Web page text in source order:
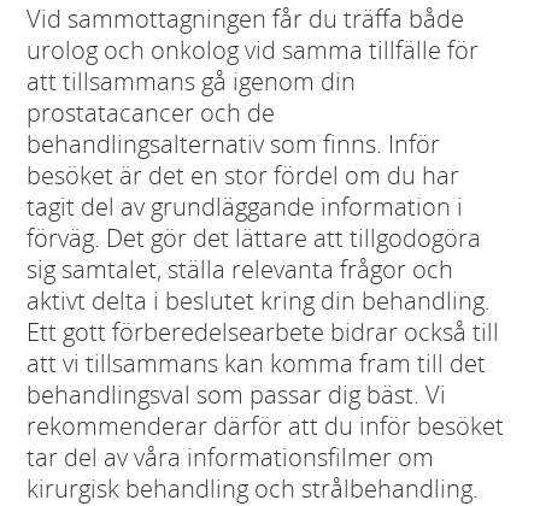
Vid sammottagningen får du träffa både
urolog och onkolog vid samma tillfälle för
att tillsammans gå igenom din
prostatacancer och de
behandlingsalternativ som finns. Inför
besöket är det en stor fördel om du har
tagit del av grundläggande information i
förväg. Det gör det lättare att tillgodogöra
sig samtalet, ställa relevanta frågor och
aktivt delta i beslutet kring din behandling.
Ett gott förberedelsearbete bidrar också till
att vi tillsammans kan komma fram till det
behandlingsval som passar dig bäst. Vi
rekommenderar därför att du inför besöket
tar del av våra informationsfilmer om
kirurgisk behandling och strålbehandling.